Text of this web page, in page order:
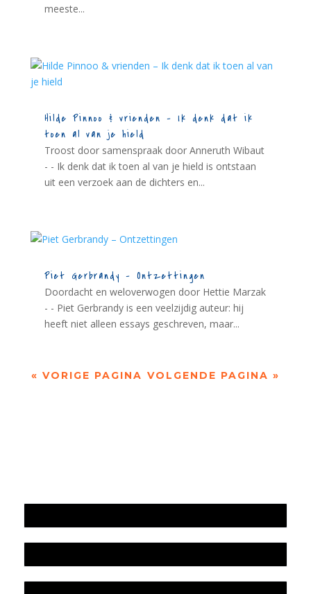
meeste...
Hilde Pinnoo & vrienden – Ik denk dat ik
toen al van je hield
Troost door samenspraak door Anneruth Wibaut
- - Ik denk dat ik toen al van je hield is ontstaan
uit een verzoek aan de dichters en...
Piet Gerbrandy – Ontzettingen
Doordacht en weloverwogen door Hettie Marzak
- - Piet Gerbrandy is een veelzijdig auteur: hij
heeft niet alleen essays geschreven, maar...
« VORIGE PAGINA VOLGENDE PAGINA »